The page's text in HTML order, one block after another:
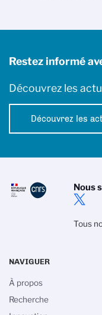
Restez informé
Découvrez les
Découvrez les
Nous
Tous
NAVIGUER
À propos
Recherche